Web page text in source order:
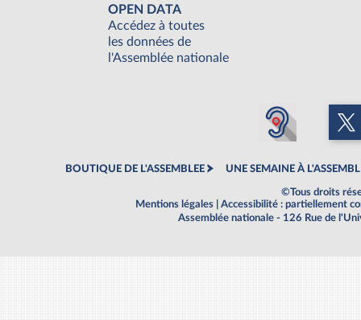
OPEN DATA
Accédez à toutes
les données de
l'Assemblée nationale
BOUTIQUE DE L'ASSEMBLEE UNE SEMAINE À
©Tous droits
Mentions légales
Accessibilité : partiellement
Assemblée nationale - 126 Rue de